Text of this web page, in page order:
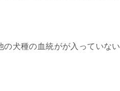
犬種の血統がが入っていない